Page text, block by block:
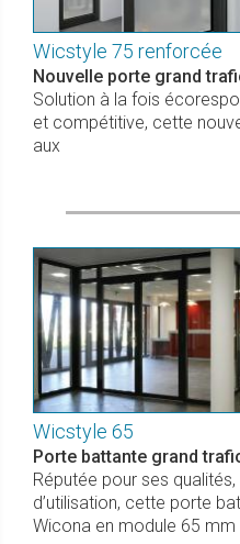
Wicstyle 75 renforcée
Nouvelle porte grand
Solution à la fois
et compétitive, cette
aux
Wicstyle 65
Porte battante grand
Réputée pour ses
d’utilisation, cette porte
Wicona en module 65